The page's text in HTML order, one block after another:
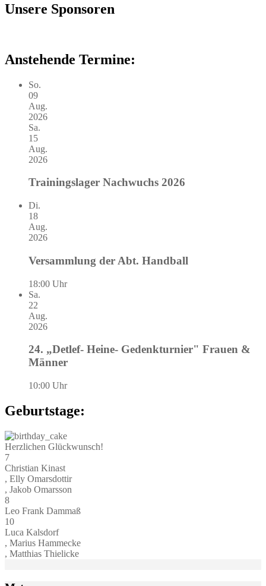
Unsere Sponsoren
Anstehende Termine:
So.
09
Aug.
2026
Sa.
15
Aug.
2026
Trainingslager Nachwuchs 2026
Di.
18
Aug.
2026
Versammlung der Abt. Handball
18:00 Uhr
Sa.
22
Aug.
2026
24. „Detlef- Heine- Gedenkturnier" Frauen &
Männer
10:00 Uhr
Geburtstage:
Herzlichen Glückwunsch!
7
Christian Kinast
, Elly Omarsdottir
, Jakob Omarsson
8
Leo Frank Dammaß
10
Luca Kalsdorf
, Marius Hammecke
, Matthias Thielicke